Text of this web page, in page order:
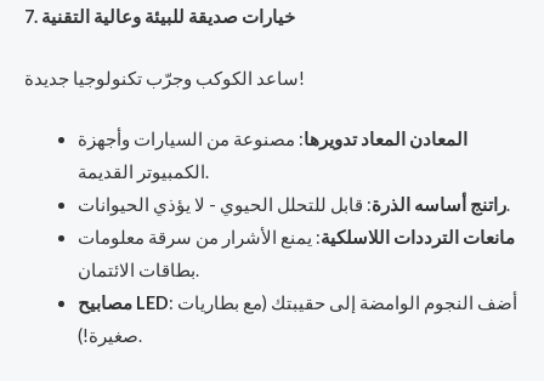
7. خيارات صديقة للبيئة وعالية التقنية
ساعد الكوكب وجرّب تكنولوجيا جديدة!
المعادن المعاد تدويرها: مصنوعة من السيارات وأجهزة
الكمبيوتر القديمة.
راتنج أساسه الذرة: قابل للتحلل الحيوي - لا يؤذي الحيوانات.
مانعات الترددات اللاسلكية: يمنع الأشرار من سرقة معلومات
بطاقات الائتمان.
مصابيح LED: أضف النجوم الوامضة إلى حقيبتك (مع بطاريات
صغيرة!).